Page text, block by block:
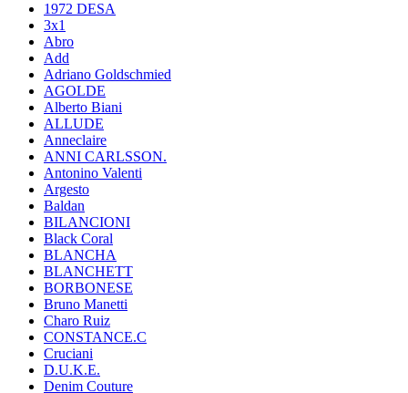
1972 DESA
3x1
Abro
Add
Adriano Goldschmied
AGOLDE
Alberto Biani
ALLUDE
Anneclaire
ANNI CARLSSON.
Antonino Valenti
Argesto
Baldan
BILANCIONI
Black Coral
BLANCHA
BLANCHETT
BORBONESE
Bruno Manetti
Charo Ruiz
CONSTANCE.C
Cruciani
D.U.K.E.
Denim Couture